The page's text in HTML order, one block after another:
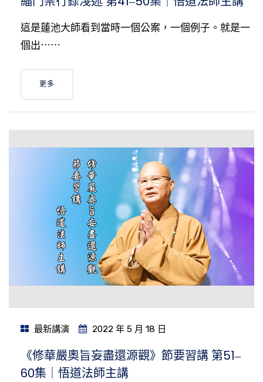
這是蓮池大師看到當時一個公案，一個例子。就是一
個出⋯⋯
更多
最新講演 2022 年 5 月 18 日
《修華嚴奧旨妄盡還源觀》節要習講 第51‒
60集｜悟道法師主講